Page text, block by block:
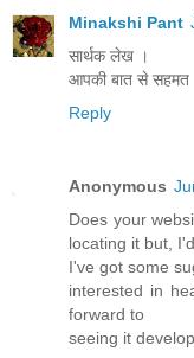
Minakshi Pant
सार्थक लेख ।
आपकी बात से सहमत
Reply
Anonymous
Does your
locating it but,
I've got some
interested in
forward to
seeing it